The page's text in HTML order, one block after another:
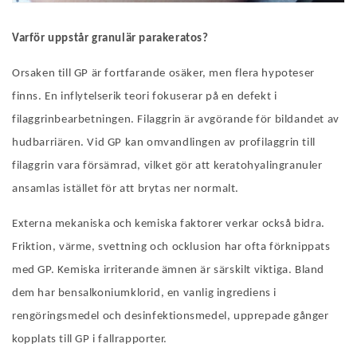
Varför uppstår granulär parakeratos?
Orsaken till GP är fortfarande osäker, men flera hypoteser
finns. En inflytelserik teori fokuserar på en defekt i
filaggrinbearbetningen. Filaggrin är avgörande för bildandet av
hudbarriären. Vid GP kan omvandlingen av profilaggrin till
filaggrin vara försämrad, vilket gör att keratohyalingranuler
ansamlas istället för att brytas ner normalt.
Externa mekaniska och kemiska faktorer verkar också bidra.
Friktion, värme, svettning och ocklusion har ofta förknippats
med GP. Kemiska irriterande ämnen är särskilt viktiga. Bland
dem har bensalkoniumklorid, en vanlig ingrediens i
rengöringsmedel och desinfektionsmedel, upprepade gånger
kopplats till GP i fallrapporter.